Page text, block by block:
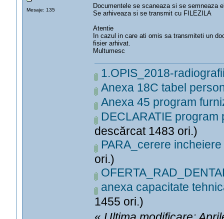
Mesaje: 135
Documentele se scaneaza si se semneaza
Se arhiveaza si se transmit cu FILEZILA
Atentie
In cazul in care ati omis sa transmiteti un
fisier arhivat.
Multumesc
1.OPIS_2018-
Anexa 18C tabel
Anexa 45 program
DECLARATIE program
descărcat 1483 ori.)
PARA_cerere
ori.)
anexa capacitate
1455 ori.)